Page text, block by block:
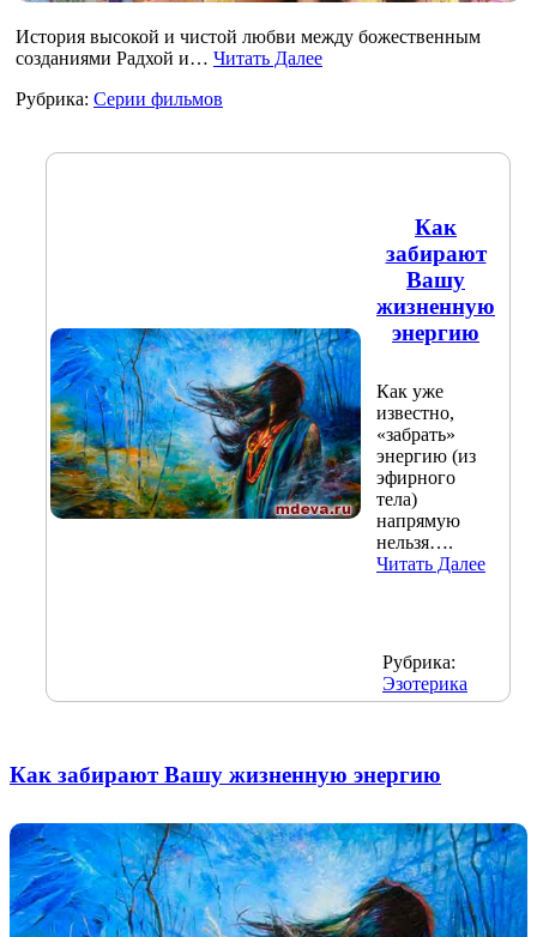
История высокой и чистой любви между божественным
созданиями Радхой и… Читать Далее
Рубрика: Серии фильмов
Как
забирают
Вашу
жизненную
энергию
Как уже
известно,
«забрать»
энергию (из
эфирного
тела)
напрямую
нельзя….
Читать Далее
Рубрика:
Эзотерика
Как забирают Вашу жизненную энергию